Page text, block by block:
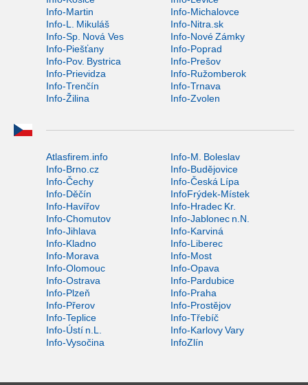
Info-Martin
Info-Michalovce
Info-L. Mikuláš
Info-Nitra.sk
Info-Sp. Nová Ves
Info-Nové Zámky
Info-Piešťany
Info-Poprad
Info-Pov. Bystrica
Info-Prešov
Info-Prievidza
Info-Ružomberok
Info-Trenčín
Info-Trnava
Info-Žilina
Info-Zvolen
Atlasfirem.info
Info-M. Boleslav
Info-Brno.cz
Info-Budějovice
Info-Čechy
Info-Česká Lípa
Info-Děčín
InfoFrýdek-Místek
Info-Havířov
Info-Hradec Kr.
Info-Chomutov
Info-Jablonec n.N.
Info-Jihlava
Info-Karviná
Info-Kladno
Info-Liberec
Info-Morava
Info-Most
Info-Olomouc
Info-Opava
Info-Ostrava
Info-Pardubice
Info-Plzeň
Info-Praha
Info-Přerov
Info-Prostějov
Info-Teplice
Info-Třebíč
Info-Ústí n.L.
Info-Karlovy Vary
Info-Vysočina
InfoZlín